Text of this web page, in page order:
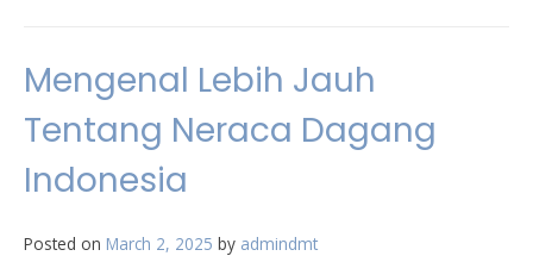
Mengenal Lebih Jauh
Tentang Neraca Dagang
Indonesia
Posted on March 2, 2025 by admindmt